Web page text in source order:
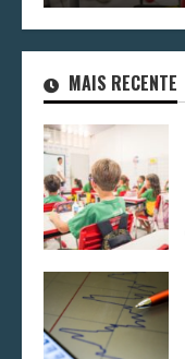
MAIS RECENTE